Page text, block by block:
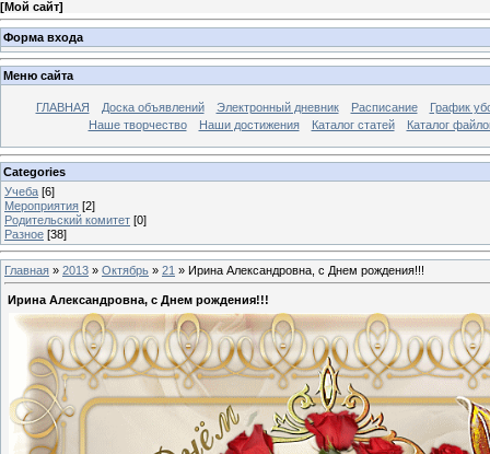
[Мой сайт]
Форма входа
Меню сайта
ГЛАВНАЯ Доска объявлений Электронный дневник Расписание
График
Наше творчество
Наши достижения Каталог статей Каталог
Categories
Учеба [6]
Мероприятия [2]
Родительский комитет [0]
Разное [38]
Главная » 2013 » Октябрь » 21 » Ирина Александровна, с Днем рождения!!!
Ирина Александровна, с Днем рождения!!!